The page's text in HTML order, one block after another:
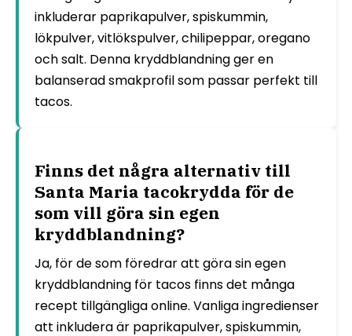
inkluderar paprikapulver, spiskummin,
lökpulver, vitlökspulver, chilipeppar, oregano
och salt. Denna kryddblandning ger en
balanserad smakprofil som passar perfekt till
tacos.
Finns det några alternativ till
Santa Maria tacokrydda för de
som vill göra sin egen
kryddblandning?
Ja, för de som föredrar att göra sin egen
kryddblandning för tacos finns det många
recept tillgängliga online. Vanliga ingredienser
att inkludera är paprikapulver, spiskummin,